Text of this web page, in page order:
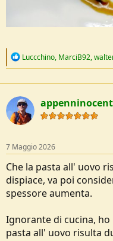
R
e
c
t
i
o
n
Luccchino, MarciB92,
7 Maggio 2026
Che la pasta all' uovo
dispiace, va poi
spessore aumenta.
Ignorante di cucina,
pasta all' uovo risulta